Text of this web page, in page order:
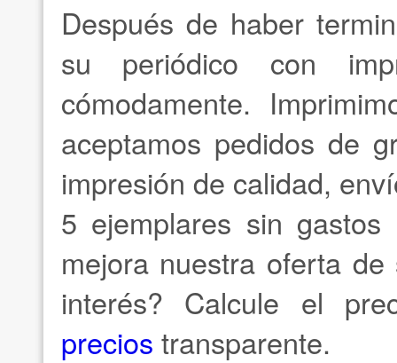
Después de haber
su periódico con
cómodamente.
aceptamos pedidos de
impresión de calidad,
5 ejemplares sin gastos
mejora nuestra oferta
interés? Calcule el
precios transparente.